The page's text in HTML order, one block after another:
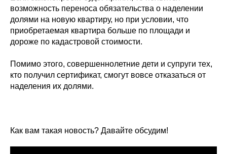
возможность переноса обязательства о наделении
долями на новую квартиру, но при условии, что
приобретаемая квартира больше по площади и
дороже по кадастровой стоимости.
Помимо этого, совершеннолетние дети и супруги тех,
кто получил сертификат, смогут вовсе отказаться от
наделения их долями.
Как вам такая новость? Давайте обсудим!